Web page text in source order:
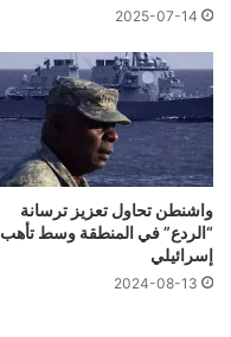
2025-07-14
واشنطن تحاول تعزيز ترسانة
“الردع” في المنطقة وسط تأهب
إسرائيلي
2024-08-13